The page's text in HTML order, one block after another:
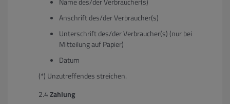
Anschrift des/der Verbraucher(s)
Unterschrift des/der Verbraucher(s) (nur bei
Mitteilung auf Papier)
Datum
(*) Unzutreffendes streichen.
Zahlung